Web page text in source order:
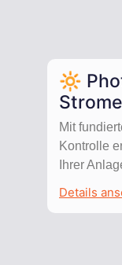
🔆
Mit
Kontrolle
Ihrer
Details